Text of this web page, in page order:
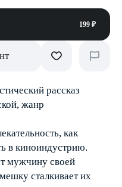
199 ₽
рассказ
жанр
как
в киноиндустрию.
мужчину своей
сталкивает их